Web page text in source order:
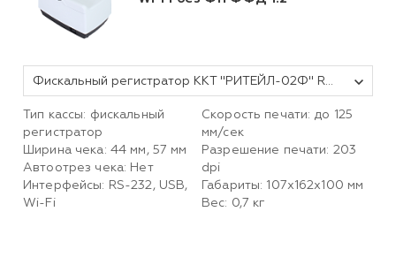
Фискальный регистратор ККТ "РИТЕЙЛ-02Ф" RS/USB с раз. ДЯ c Wi-Fi (белый) без ФН ФФД 1.2
Тип кассы: фискальный
регистратор
Ширина чека: 44 мм, 57 мм
Автоотрез чека: Нет
Интерфейсы: RS-232, USB,
Wi-Fi
Скорость печати: до 125
мм/сек
Разрешение печати: 203
dpi
Габариты: 107х162х100 мм
Вес: 0,7 кг